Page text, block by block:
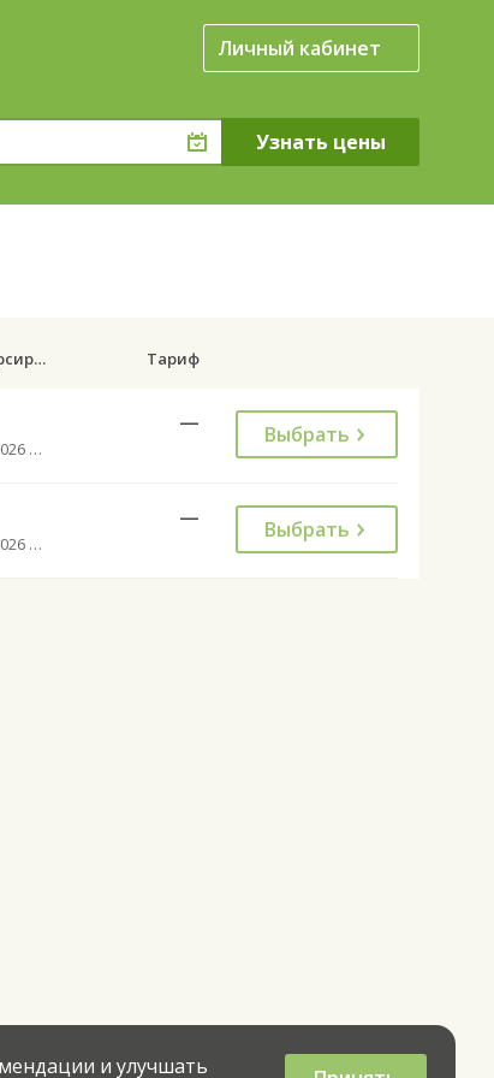
Личный кабинет
Дни курсирования Тариф
с 24.04.2026 до 27.09.2026
— Выбрать
с 24.04.2026 до 27.09.2026
— Выбрать
и улучшать